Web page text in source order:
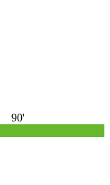
90'